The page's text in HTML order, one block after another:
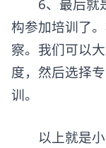
6、最后就是
构参加培训了
察。我们可以
度，然后选择
训。
以上就是小